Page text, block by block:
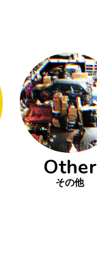
Other
その他